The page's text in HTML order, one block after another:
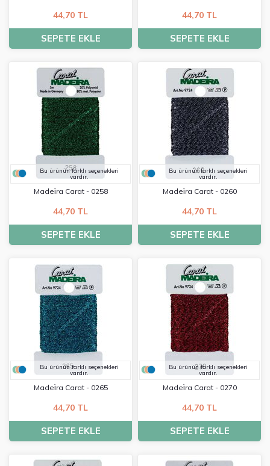
44,70 TL
SEPETE EKLE
44,70 TL
SEPETE EKLE
Bu ürünün farklı seçenekleri
vardır.
Madei̇ra Carat - 0258
44,70 TL
SEPETE EKLE
Bu ürünün farklı seçenekleri
vardır.
Madei̇ra Carat - 0260
44,70 TL
SEPETE EKLE
Bu ürünün farklı seçenekleri
vardır.
Madei̇ra Carat - 0265
44,70 TL
SEPETE EKLE
Bu ürünün farklı seçenekleri
vardır.
Madei̇ra Carat - 0270
44,70 TL
SEPETE EKLE